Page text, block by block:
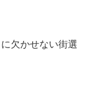
欠かせない街選